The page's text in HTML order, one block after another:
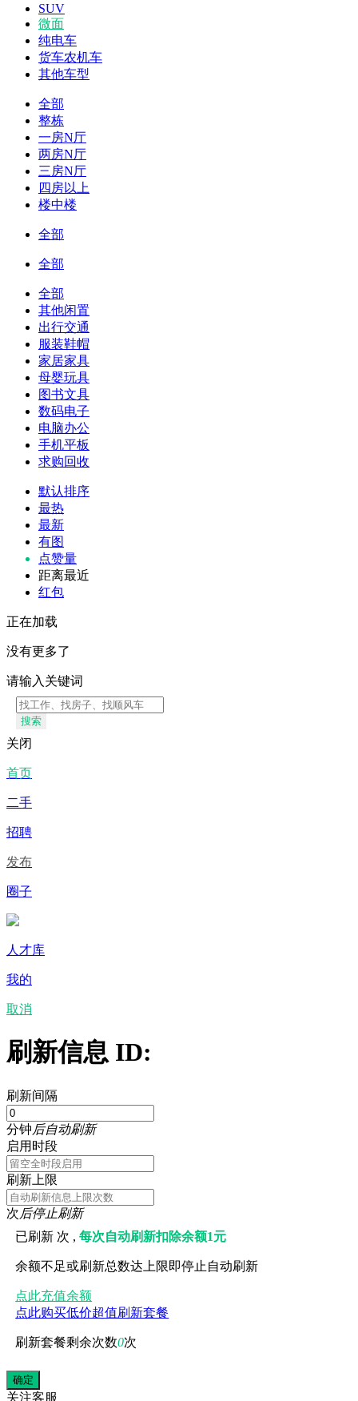
SUV
微面
纯电车
货车农机车
其他车型
全部
整栋
一房N厅
两房N厅
三房N厅
四房以上
楼中楼
全部
全部
全部
其他闲置
出行交通
服装鞋帽
家居家具
母婴玩具
图书文具
数码电子
电脑办公
手机平板
求购回收
默认排序
最热
最新
有图
点赞量
距离最近
红包
正在加载
没有更多了
请输入关键词
搜索
关闭
首页
二手
招聘
发布
圈子
人才库
我的
取消
刷新信息 ID:
刷新间隔
分钟后自动刷新
启用时段
刷新上限
次后停止刷新
已刷新 次 ,每次自动刷新扣除余额1元
余额不足或刷新总数达上限即停止自动刷新
点此充值余额
点此购买低价超值刷新套餐
刷新套餐剩余次数0次
关注客服